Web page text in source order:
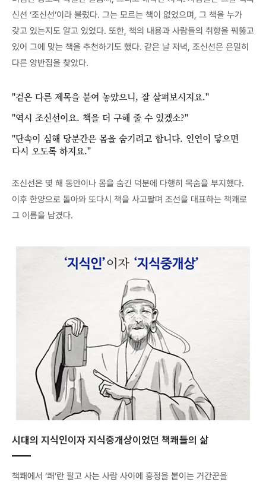
신선 ‘조신선’이라 불렀다. 그는 모르는 책이 없었으며, 그 책을 누가
갖고 있는지도 알고 있었다. 또한, 책의 내용과 사람들의 취향을 꿰뚫고
있어 그에 맞는 책을 추천하기도 했다. 같은 날 저녁, 조신선은 은밀히
다른 양반집을 찾았다.
"겉은 다른 제목을 붙여 놓았으니, 잘 살펴보시지요."
"역시 조신선이요. 책을 더 구해 줄 수 있겠소?"
"단속이 심해 당분간은 몸을 숨기려고 합니다. 인연이 닿으면
다시 오도록 하지요."
조신선은 몇 해 동안이나 몸을 숨긴 덕분에 다행히 목숨을 부지했다.
이후 한양으로 돌아와 또다시 책을 사고팔며 조선을 대표하는 책쾌로
그 이름을 남겼다.
시대의 지식인이자 지식중개상이었던 책쾌들의 삶
책쾌에서 ‘쾌’란 팔고 사는 사람 사이에 흥정을 붙이는 거간꾼을